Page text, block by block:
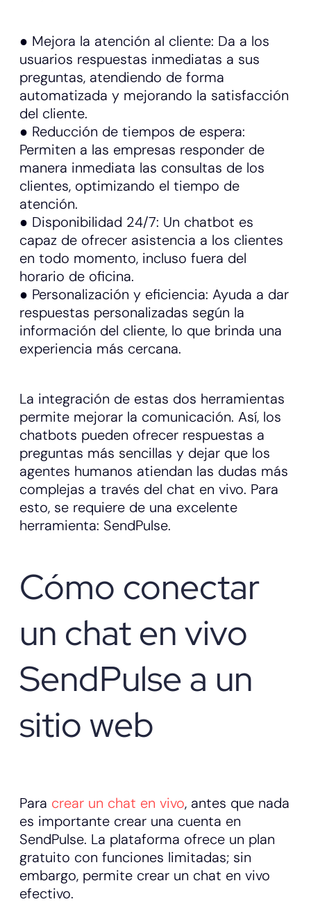
● Mejora la atención al cliente: Da a los
usuarios respuestas inmediatas a sus
preguntas, atendiendo de forma
automatizada y mejorando la satisfacción
del cliente.
● Reducción de tiempos de espera:
Permiten a las empresas responder de
manera inmediata las consultas de los
clientes, optimizando el tiempo de
atención.
● Disponibilidad 24/7: Un chatbot es
capaz de ofrecer asistencia a los clientes
en todo momento, incluso fuera del
horario de oficina.
● Personalización y eficiencia: Ayuda a dar
respuestas personalizadas según la
información del cliente, lo que brinda una
experiencia más cercana.
La integración de estas dos herramientas
permite mejorar la comunicación. Así, los
chatbots pueden ofrecer respuestas a
preguntas más sencillas y dejar que los
agentes humanos atiendan las dudas más
complejas a través del chat en vivo. Para
esto, se requiere de una excelente
herramienta: SendPulse.
Cómo conectar
un chat en vivo
SendPulse a un
sitio web
Para crear un chat en vivo, antes que nada
es importante crear una cuenta en
SendPulse. La plataforma ofrece un plan
gratuito con funciones limitadas; sin
embargo, permite crear un chat en vivo
efectivo.